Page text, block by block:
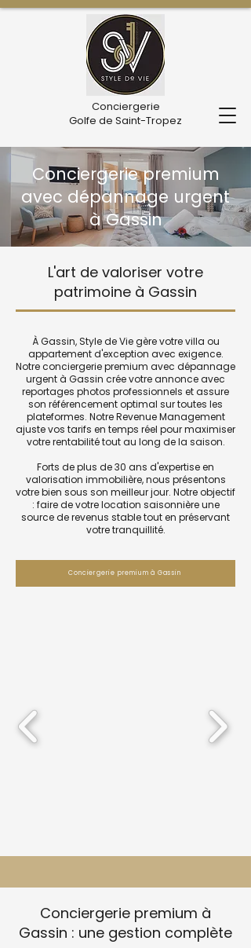
Conciergerie
Golfe de Saint-Tropez
Conciergerie premium
avec dépannage urgent
à Gassin
L'art de valoriser votre
patrimoine à Gassin
À Gassin, Style de Vie gère votre villa ou
appartement d'exception avec exigence.
Notre conciergerie premium avec dépannage
urgent à Gassin crée votre annonce avec
reportages photos professionnels et assure
son référencement optimal sur toutes les
plateformes. Notre Revenue Management
ajuste vos tarifs en temps réel pour maximiser
votre rentabilité tout au long de la saison.
Forts de plus de 30 ans d'expertise en
valorisation immobilière, nous présentons
votre bien sous son meilleur jour. Notre objectif
: faire de votre location saisonnière une
source de revenus stable tout en préservant
votre tranquillité.
Conciergerie premium à Gassin
Conciergerie premium à
Gassin : une gestion complète